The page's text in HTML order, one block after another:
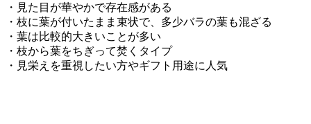
・見た目が華やかで存在感がある
・枝に葉が付いたまま束状で、多少バラの葉も混ざる
・葉は比較的大きいことが多い
・枝から葉をちぎって焚くタイプ
・見栄えを重視したい方やギフト用途に人気